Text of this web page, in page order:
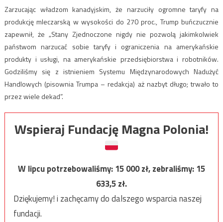
Zarzucając władzom kanadyjskim, że narzuciły ogromne taryfy na
produkcję mleczarską w wysokości do 270 proc., Trump buńczucznie
zapewnił, że „Stany Zjednoczone nigdy nie pozwolą jakimkolwiek
państwom narzucać sobie taryfy i ograniczenia na amerykańskie
produkty i usługi, na amerykańskie przedsiębiorstwa i robotników.
Godziliśmy się z istnieniem Systemu Międzynarodowych Nadużyć
Handlowych (pisownia Trumpa – redakcja) aż nazbyt długo; trwało to
przez wiele dekad”.
Wspieraj Fundację Magna Polonia!
W lipcu potrzebowaliśmy:15 000zł, zebraliśmy:15
633,5zł.
Dziękujemy! i zachęcamy do dalszego wsparcia naszej
fundacji.